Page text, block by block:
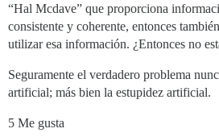
“Hal Mcdave” que proporciona
consistente y coherente, entonces
utilizar esa información. ¿Entonces no
Seguramente el verdadero problema
artificial; más bien la estupidez artificial.
5 Me gusta